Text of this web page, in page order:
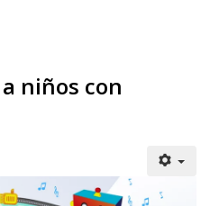
niños con